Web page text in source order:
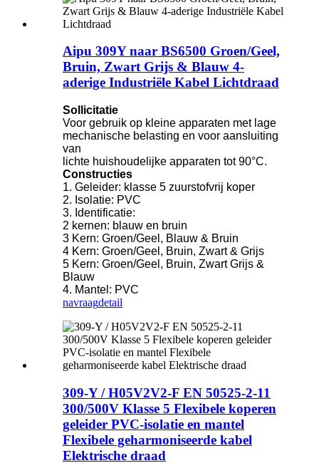
Aipu 309Y naar BS6500 Groen/Geel,
Bruin, Zwart Grijs & Blauw 4-
aderige Industriële Kabel Lichtdraad
Sollicitatie
Voor gebruik op kleine apparaten met lage
mechanische belasting en voor aansluiting
van
lichte huishoudelijke apparaten tot 90°C.
Constructies
1. Geleider: klasse 5 zuurstofvrij koper
2. Isolatie: PVC
3. Identificatie:
2 kernen: blauw en bruin
3 Kern: Groen/Geel, Blauw & Bruin
4 Kern: Groen/Geel, Bruin, Zwart & Grijs
5 Kern: Groen/Geel, Bruin, Zwart Grijs &
Blauw
4. Mantel: PVC
navraagdetail
309-Y / H05V2V2-F EN 50525-2-11
300/500V Klasse 5 Flexibele koperen
geleider PVC-isolatie en mantel
Flexibele geharmoniseerde kabel
Elektrische draad